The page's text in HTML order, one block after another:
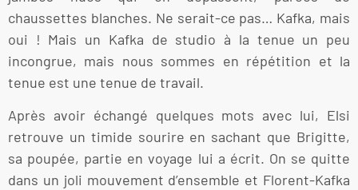
chaussettes blanches. Ne serait-ce pas… Kafka, mais
oui ! Mais un Kafka de studio à la tenue un peu
incongrue, mais nous sommes en répétition et la
tenue est une tenue de travail.
Après avoir échangé quelques mots avec lui, Elsi
retrouve un timide sourire en sachant que Brigitte,
sa poupée, partie en voyage lui a écrit. On se quitte
dans un joli mouvement d’ensemble et Florent-Kafka